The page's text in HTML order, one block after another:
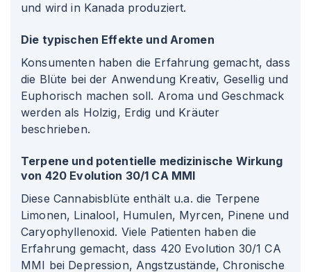
und wird in Kanada produziert.
Die typischen Effekte und Aromen
Konsumenten haben die Erfahrung gemacht, dass
die Blüte bei der Anwendung Kreativ, Gesellig und
Euphorisch machen soll. Aroma und Geschmack
werden als Holzig, Erdig und Kräuter
beschrieben.
Terpene und potentielle medizinische Wirkung
von 420 Evolution 30/1 CA MMI
Diese Cannabisblüte enthält u.a. die Terpene
Limonen, Linalool, Humulen, Myrcen, Pinene und
Caryophyllenoxid. Viele Patienten haben die
Erfahrung gemacht, dass 420 Evolution 30/1 CA
MMI bei Depression, Angstzustände, Chronische